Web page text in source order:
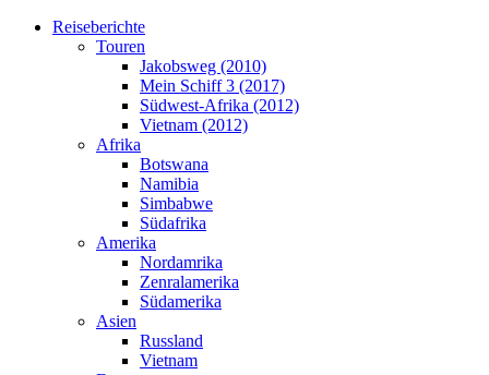
Reiseberichte
Touren
Jakobsweg (2010)
Mein Schiff 3 (2017)
Südwest-Afrika (2012)
Vietnam (2012)
Afrika
Botswana
Namibia
Simbabwe
Südafrika
Amerika
Nordamrika
Zenralamerika
Südamerika
Asien
Russland
Vietnam